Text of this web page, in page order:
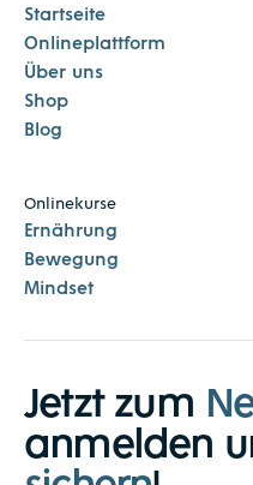
Startseite
Onlineplattform
Über uns
Shop
Blog
Onlinekurse
Ernährung
Bewegung
Mindset
Jetzt zum
anmelden